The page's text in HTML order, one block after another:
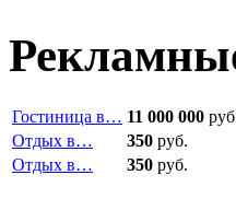
Гостиница в… 11 000 000
Отдых в…
350 руб.
Отдых в…
350 руб.